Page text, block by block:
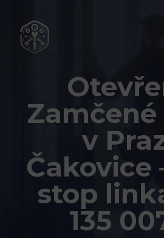
obsah
Zamčené
v
Čakovice
stop
135